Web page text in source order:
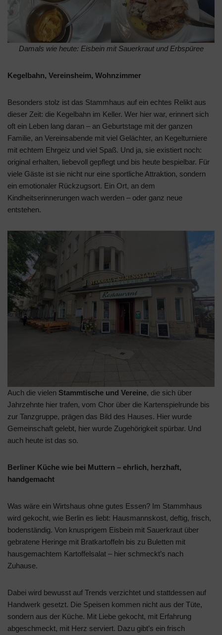
Damals wie heute: Eisbein mit Sauerkraut und Erbspüree
Kegelbahn, Vereinsheim, Wohnzimmer
Besonders stolz ist das Stammhaus auf ein echtes Relikt aus
dieser Zeit: die Kegelbahn im Keller. Wer hier war, erinnert sich
oft ein Leben lang daran – an Geburtstage mit der ganzen
Familie, an Vereinsabende mit viel Gelächter, an Kegelturniere
mit echtem Ehrgeiz und viel Spaß. Und ja, sie existiert noch:
original erhalten, liebevoll gepflegt und bis heute bespielbar. Für
viele Gäste ist sie nicht nur eine sportliche Attraktion, sondern
ein emotionaler Rückzugsort. Ein Ort, an dem
Kindheitserinnerungen wach werden – oder ganz neue
entstehen.
Auch die vielen Stammtische und Vereine, die sich über
Jahrzehnte hier trafen, vom Chor über die Kartenspielrunde bis
zur Tanzgruppe, prägen das Bild des Hauses. Hier wurde
Gemeinschaft gelebt, hier wurde Zugehörigkeit spürbar. Und
auch heute ist das so.
Berliner Küche wie bei Muttern – ehrlich, herzhaft,
handgemacht
Was wäre ein Wirtshaus ohne gutes Essen? Im Stammhaus
wird gekocht, wie Berlin es liebt: Hausmannskost, deftig, frisch,
bodenständig. Von knusprigem Eisbein mit Sauerkraut über
gebratene Heringe mit Bratkartoffeln bis zu Buletten mit
hausgemachtem Kartoffelsalat – hier schmeckt’s nach
Zuhause.
Dabei wird bewusst auf Trends verzichtet und stattdessen auf
Handwerk gesetzt. Die Speisen kommen nicht aus der Tüte,
sondern aus der Küche. Mit Liebe gekocht, mit Erfahrung
abgeschmeckt, mit Herz serviert. Dazu gibt’s ein frisch